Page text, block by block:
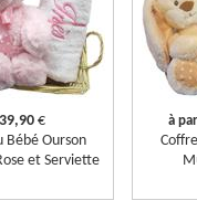
39,90€
Bébé Ourson
et Serviette
à